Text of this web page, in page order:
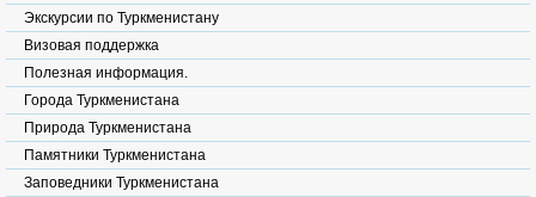
Экскурсии по Туркменистану
Визовая поддержка
Полезная информация.
Города Туркменистана
Природа Туркменистана
Памятники Туркменистана
Заповедники Туркменистана